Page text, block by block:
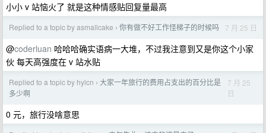
小小 v 站恼火了 就是这种情感贴回复量最高
Replied to a topic by asmallcake › 你有做不好工作怪梯子的时候吗 7 月 25 日
@coderluan 哈哈哈确实语病一大堆，不过我注意到又是你这个小家
伙 每天高强度在 v 站水贴
Replied to a topic by hylcn › 大家一年旅行的费用占支出的百分比是
多少啊
7 月 25
日
0 元，旅行没啥意思